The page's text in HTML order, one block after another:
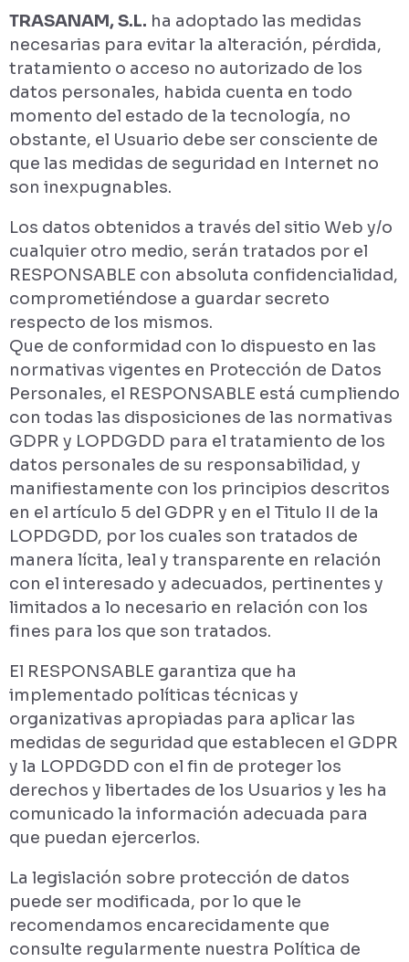
TRASANAM, S.L. ha adoptado las medidas
necesarias para evitar la alteración, pérdida,
tratamiento o acceso no autorizado de los
datos personales, habida cuenta en todo
momento del estado de la tecnología, no
obstante, el Usuario debe ser consciente de
que las medidas de seguridad en Internet no
son inexpugnables.
Los datos obtenidos a través del sitio Web y/o
cualquier otro medio, serán tratados por el
RESPONSABLE con absoluta confidencialidad,
comprometiéndose a guardar secreto
respecto de los mismos.
Que de conformidad con lo dispuesto en las
normativas vigentes en Protección de Datos
Personales, el RESPONSABLE está cumpliendo
con todas las disposiciones de las normativas
GDPR y LOPDGDD para el tratamiento de los
datos personales de su responsabilidad, y
manifiestamente con los principios descritos
en el artículo 5 del GDPR y en el Titulo II de la
LOPDGDD, por los cuales son tratados de
manera lícita, leal y transparente en relación
con el interesado y adecuados, pertinentes y
limitados a lo necesario en relación con los
fines para los que son tratados.
El RESPONSABLE garantiza que ha
implementado políticas técnicas y
organizativas apropiadas para aplicar las
medidas de seguridad que establecen el GDPR
y la LOPDGDD con el fin de proteger los
derechos y libertades de los Usuarios y les ha
comunicado la información adecuada para
que puedan ejercerlos.
La legislación sobre protección de datos
puede ser modificada, por lo que le
recomendamos encarecidamente que
consulte regularmente nuestra Política de